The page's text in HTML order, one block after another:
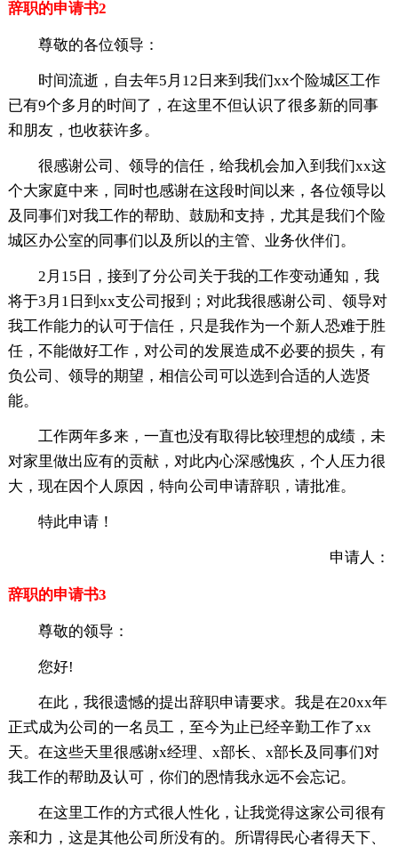
辞职的申请书2
尊敬的各位领导：
时间流逝，自去年5月12日来到我们xx个险城区工作
已有9个多月的时间了，在这里不但认识了很多新的同事
和朋友，也收获许多。
很感谢公司、领导的信任，给我机会加入到我们xx这
个大家庭中来，同时也感谢在这段时间以来，各位领导以
及同事们对我工作的帮助、鼓励和支持，尤其是我们个险
城区办公室的同事们以及所以的主管、业务伙伴们。
2月15日，接到了分公司关于我的工作变动通知，我
将于3月1日到xx支公司报到；对此我很感谢公司、领导对
我工作能力的认可于信任，只是我作为一个新人恐难于胜
任，不能做好工作，对公司的发展造成不必要的损失，有
负公司、领导的期望，相信公司可以选到合适的人选贤
能。
工作两年多来，一直也没有取得比较理想的成绩，未
对家里做出应有的贡献，对此内心深感愧疚，个人压力很
大，现在因个人原因，特向公司申请辞职，请批准。
特此申请！
申请人：
辞职的申请书3
尊敬的领导：
您好!
在此，我很遗憾的提出辞职申请要求。我是在20xx年
正式成为公司的一名员工，至今为止已经辛勤工作了xx
天。在这些天里很感谢x经理、x部长、x部长及同事们对
我工作的帮助及认可，你们的恩情我永远不会忘记。
在这里工作的方式很人性化，让我觉得这家公司很有
亲和力，这是其他公司所没有的。所谓得民心者得天下、